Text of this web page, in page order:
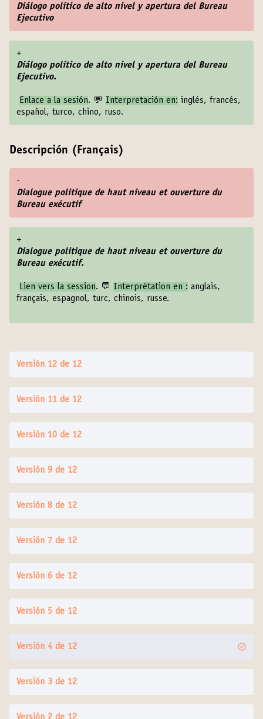
Diálogo político de alto nivel y apertura del Bureau
Ejecutivo
+
Diálogo político de alto nivel y apertura del Bureau
Ejecutivo.
Enlace a la sesión. 💬 Interpretación en: inglés, francés,
español, turco, chino, ruso.
Descripción (Français)
-
Dialogue politique de haut niveau et ouverture du
Bureau exécutif
+
Dialogue politique de haut niveau et ouverture du
Bureau exécutif.
Lien vers la session. 💬 Interprétation en : anglais,
français, espagnol, turc, chinois, russe.
Versión 12 de 12
Versión 11 de 12
Versión 10 de 12
Versión 9 de 12
Versión 8 de 12
Versión 7 de 12
Versión 6 de 12
Versión 5 de 12
Versión 4 de 12
Versión 3 de 12